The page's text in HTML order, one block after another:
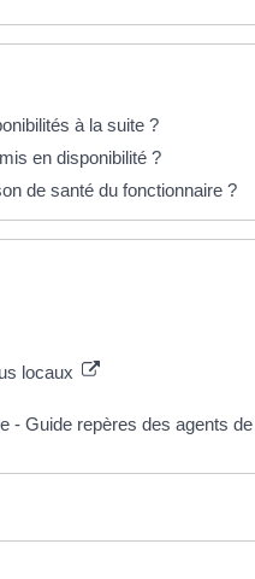
à la suite ?
en disponibilité ?
de santé du fonctionnaire ?
locaux
- Guide repères des agents